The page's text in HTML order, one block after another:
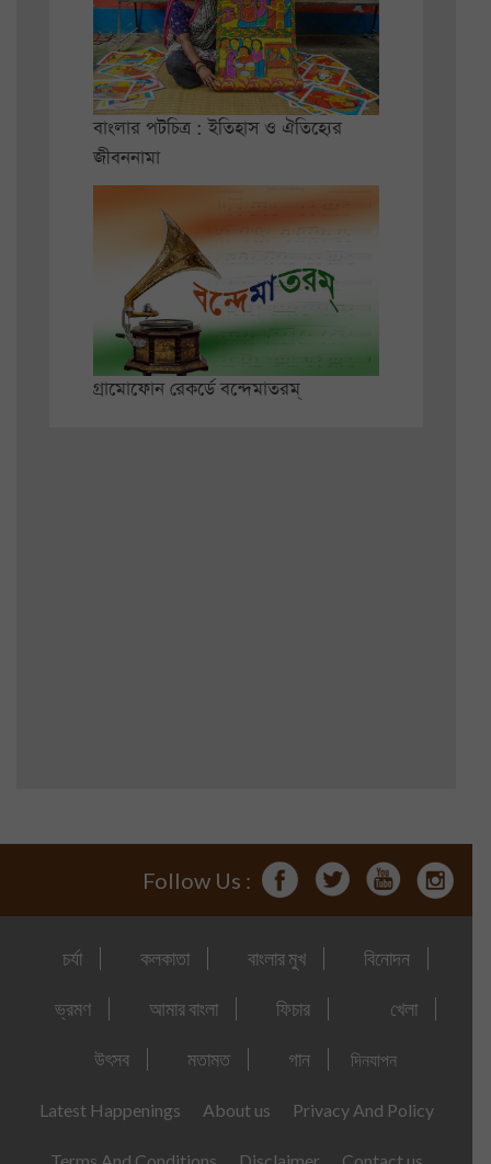
বাংলার পটচিত্র : ইতিহাস ও ঐতিহ্যের
জীবননামা
গ্রামোফোন রেকর্ডে বন্দেমাতরম্
Follow Us :
চর্যা কলকাতা বাংলার মুখ বিনোদন
ভ্রমণ আমার বাংলা ফিচার খেলা
উৎসব মতামত গান দিনযাপন
Latest Happenings About us Privacy And Policy
Terms And Conditions Disclaimer Contact us